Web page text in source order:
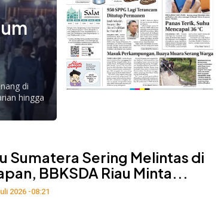
di
hingga
Sumatera Sering Melintas di
BBKSDA Riau Minta...
2026 -08:21